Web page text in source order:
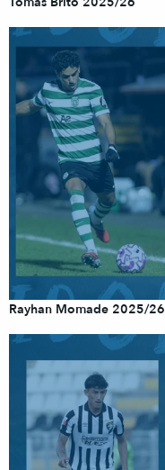
Rayhan Momade 2025/26